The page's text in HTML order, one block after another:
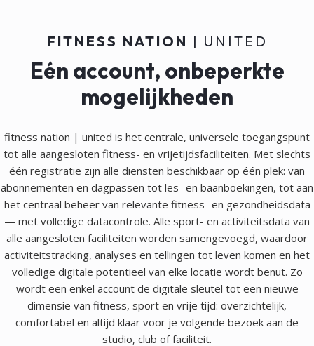
FITNESS NATION | UNITED
Eén account, onbeperkte
mogelijkheden
fitness nation | united is het centrale, universele toegangspunt
tot alle aangesloten fitness- en vrijetijdsfaciliteiten. Met slechts
één registratie zijn alle diensten beschikbaar op één plek: van
abonnementen en dagpassen tot les- en baanboekingen, tot aan
het centraal beheer van relevante fitness- en gezondheidsdata
— met volledige datacontrole. Alle sport- en activiteitsdata van
alle aangesloten faciliteiten worden samengevoegd, waardoor
activiteitstracking, analyses en tellingen tot leven komen en het
volledige digitale potentieel van elke locatie wordt benut. Zo
wordt een enkel account de digitale sleutel tot een nieuwe
dimensie van fitness, sport en vrije tijd: overzichtelijk,
comfortabel en altijd klaar voor je volgende bezoek aan de
studio, club of faciliteit.